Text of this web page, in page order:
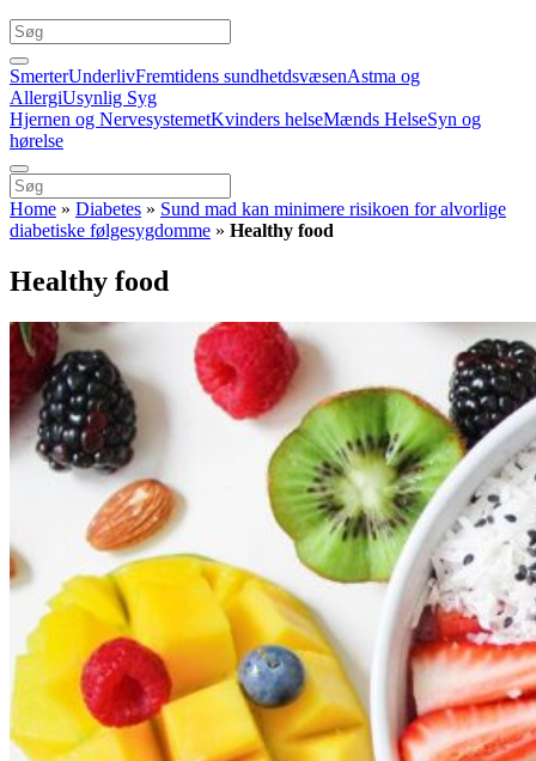
SmerterUnderlivFremtidens sundhetdsvæsenAstma og
AllergiUsynlig Syg
Hjernen og NervesystemetKvinders helseMænds HelseSyn og
hørelse
Home » Diabetes » Sund mad kan minimere risikoen for alvorlige
diabetiske følgesygdomme » Healthy food
Healthy food